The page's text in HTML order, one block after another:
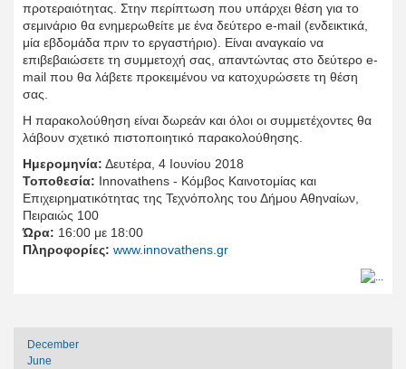
προτεραιότητας. Στην περίπτωση που υπάρχει θέση για το
σεμινάριο θα ενημερωθείτε με ένα δεύτερο e-mail (ενδεικτικά,
μία εβδομάδα πριν το εργαστήριο). Είναι αναγκαίο να
επιβεβαιώσετε τη συμμετοχή σας, απαντώντας στο δεύτερο e-
mail που θα λάβετε προκειμένου να κατοχυρώσετε τη θέση
σας.
Η παρακολούθηση είναι δωρεάν και όλοι οι συμμετέχοντες θα
λάβουν σχετικό πιστοποιητικό παρακολούθησης.
Ημερομηνία: Δευτέρα, 4 Ιουνίου 2018
Τοποθεσία: Ιnnovathens - Κόμβος Καινοτομίας και
Επιχειρηματικότητας της Τεχνόπολης του Δήμου Αθηναίων,
Πειραιώς 100
Ώρα: 16:00 με 18:00
Πληροφορίες: www.innovathens.gr
December
June